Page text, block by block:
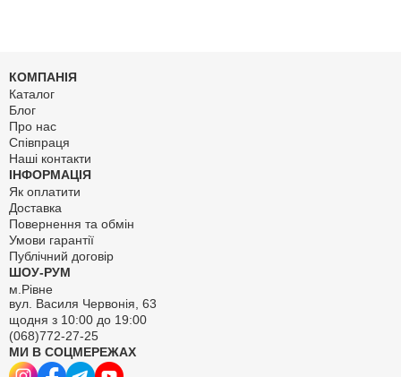
КОМПАНІЯ
Каталог
Блог
Про нас
Співпраця
Наші контакти
ІНФОРМАЦІЯ
Як оплатити
Доставка
Повернення та обмін
Умови гарантії
Публічний договір
ШОУ-РУМ
м.Рівне
вул. Василя Червонія, 63
щодня з 10:00 до 19:00
(068)772-27-25
МИ В СОЦМЕРЕЖАХ